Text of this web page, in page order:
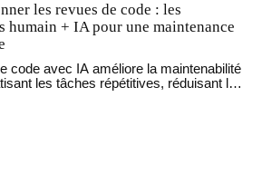
vs le raisonnement.
les revues de code : les
humain + IA pour une maintenance
code avec IA améliore la maintenabilité
les tâches répétitives, réduisant les